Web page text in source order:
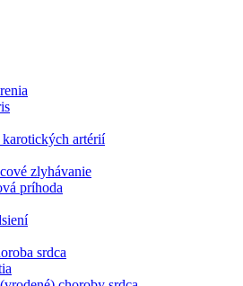
artérií
zlyhávanie
príhoda
srdca